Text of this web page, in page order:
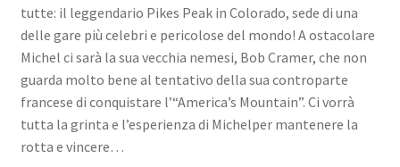
tutte: il leggendario Pikes Peak in Colorado, sede di una
delle gare più celebri e pericolose del mondo! A ostacolare
Michel ci sarà la sua vecchia nemesi, Bob Cramer, che non
guarda molto bene al tentativo della sua controparte
francese di conquistare l’“America’s Mountain”. Ci vorrà
tutta la grinta e l’esperienza di Michelper mantenere la
rotta e vincere…